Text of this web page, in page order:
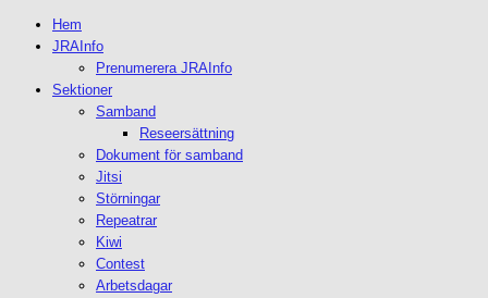
Hem
JRAInfo
Prenumerera JRAInfo
Sektioner
Samband
Reseersättning
Dokument för samband
Jitsi
Störningar
Repeatrar
Kiwi
Contest
Arbetsdagar